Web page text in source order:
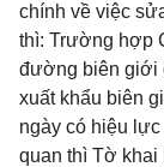
chính về việc
thì: Trường hợp
đường biên giới
xuất khẩu biên
ngày có hiệu
quan thì Tờ